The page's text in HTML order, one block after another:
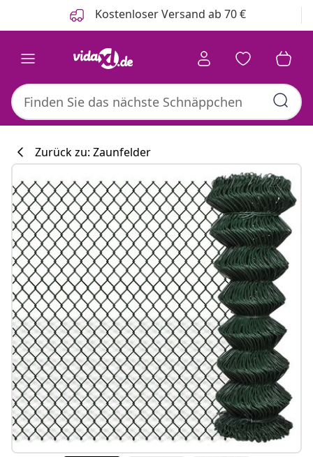
Kostenloser Versand ab 70 €
Zurück zu: Zaunfelder